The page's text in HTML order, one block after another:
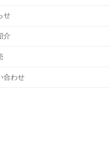
せ
介
合わせ